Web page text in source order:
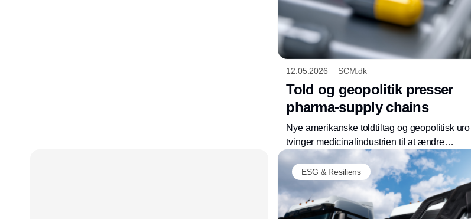
12.05.2026 SCM.dk
Told og geopolitik presser
pharma-supply chains
Nye amerikanske toldtiltag og geopolitisk uro
tvinger medicinalindustrien til at ændre
produktion og forsyningskæder. Omkostninger
og usikkerhed stiger globalt.
ESG & Resiliens